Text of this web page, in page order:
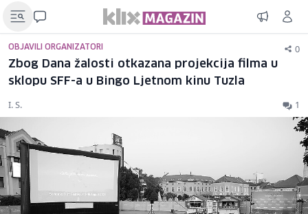
OBJAVILI ORGANIZATORI 0
Zbog Dana žalosti otkazana projekcija filma u
sklopu SFF-a u Bingo Ljetnom kinu Tuzla
I. S. 1